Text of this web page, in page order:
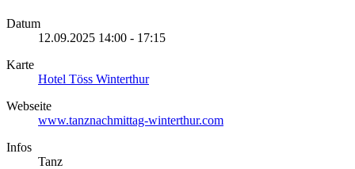
Datum
12.09.2025 14:00 - 17:15
Karte
Hotel Töss Winterthur
Webseite
www.tanznachmittag-winterthur.com
Infos
Tanz